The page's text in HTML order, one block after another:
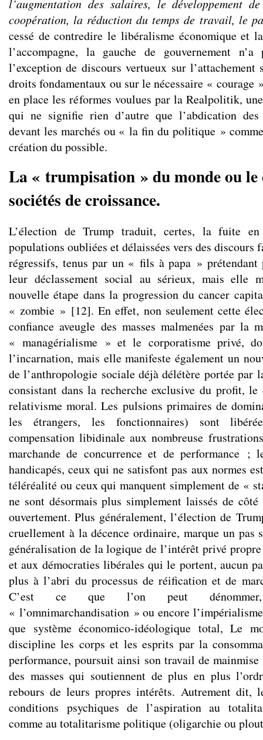
l’augmentation des salaires, le développement
coopération, la réduction du temps de travail, le
cessé de contredire le libéralisme économique et
l’accompagne, la gauche de gouvernement
l’exception de discours vertueux sur
droits fondamentaux ou sur le nécessaire « courage
en place les réformes voulues par la Realpolitik,
qui ne signifie rien d’autre que l’abdication des
devant les marchés ou « la fin du politique »
création du possible.
La « trumpisation » du monde ou le
sociétés de croissance.
L’élection de Trump traduit, certes, la fuite en
populations oubliées et délaissées vers des discours
régressifs, tenus par un « fils à papa » prétendant
leur déclassement social au sérieux, mais elle
nouvelle étape dans la progression du cancer
« zombie » [12]. En effet, non seulement cette
confiance aveugle des masses malmenées par la
« managérialisme » et le corporatisme privé,
l’incarnation, mais elle manifeste également un
de l’anthropologie sociale déjà délétère portée par
consistant dans la recherche exclusive du profit,
relativisme moral. Les pulsions primaires de
les étrangers, les fonctionnaires) sont
compensation libidinale aux nombreuse
marchande de concurrence et de performance
handicapés, ceux qui ne satisfont pas aux normes
téléréalité ou ceux qui manquent simplement de «
ne sont désormais plus simplement laissés de
ouvertement. Plus généralement, l’élection de
cruellement à la décence ordinaire, marque un pas
généralisation de la logique de l’intérêt privé
et aux démocraties libérales qui le portent, aucun
plus à l’abri du processus de réification et de
C’est ce que l’on peut
« l’omnimarchandisation » ou encore
que système économico-idéologique total, Le
discipline les corps et les esprits par la
performance, poursuit ainsi son travail de
des masses qui soutiennent de plus en plus
rebours de leurs propres intérêts. Autrement dit,
conditions psychiques de l’aspiration au
comme au totalitarisme politique (oligarchie ou